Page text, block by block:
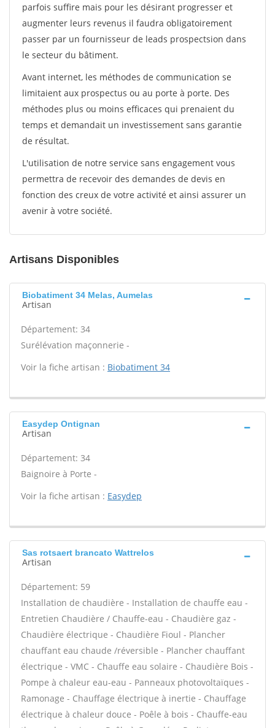
parfois suffire mais pour les désirant progresser et
augmenter leurs revenus il faudra obligatoirement
passer par un fournisseur de leads prospectsion dans
le secteur du bâtiment.
Avant internet, les méthodes de communication se
limitaient aux prospectus ou au porte à porte. Des
méthodes plus ou moins efficaces qui prenaient du
temps et demandait un investissement sans garantie
de résultat.
L'utilisation de notre service sans engagement vous
permettra de recevoir des demandes de devis en
fonction des creux de votre activité et ainsi assurer un
avenir à votre société.
Artisans Disponibles
Biobatiment 34 Melas, Aumelas
Artisan
Département: 34
Surélévation maçonnerie -
Voir la fiche artisan : Biobatiment 34
Easydep Ontignan
Artisan
Département: 34
Baignoire à Porte -
Voir la fiche artisan : Easydep
Sas rotsaert brancato Wattrelos
Artisan
Département: 59
Installation de chaudière - Installation de chauffe eau -
Entretien Chaudière / Chauffe-eau - Chaudière gaz -
Chaudière électrique - Chaudière Fioul - Plancher
chauffant eau chaude /réversible - Plancher chauffant
électrique - VMC - Chauffe eau solaire - Chaudière Bois -
Pompe à chaleur eau-eau - Panneaux photovoltaïques -
Ramonage - Chauffage électrique à inertie - Chauffage
électrique à chaleur douce - Poêle à bois - Chauffe-eau